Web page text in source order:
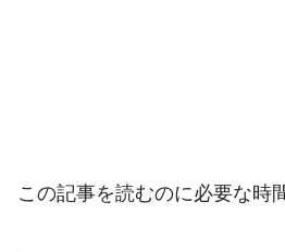
この記事を読むのに必要な時